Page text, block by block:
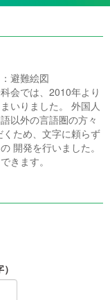
避難絵図
会では、2010年より
いりました。 外国人
以外の言語圏の方々
ため、文字に頼らず
開発を行いました。
きます。